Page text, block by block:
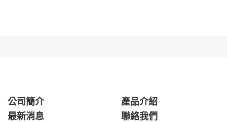
公司簡介
產品介紹
最新消息
聯絡我們